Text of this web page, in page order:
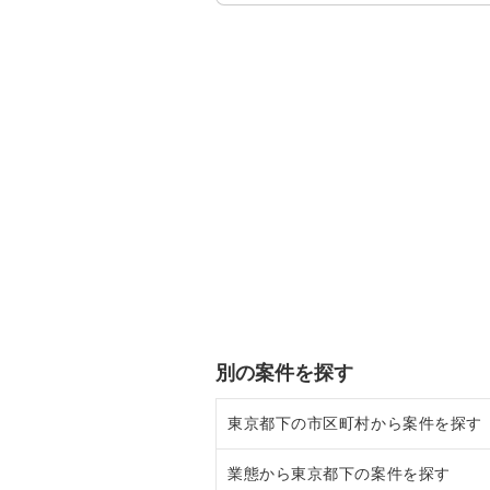
別の案件を探す
東京都下の市区町村から案件を探す
調布市の飲食店の居抜き売却物件
業態から東京都下の案件を探す